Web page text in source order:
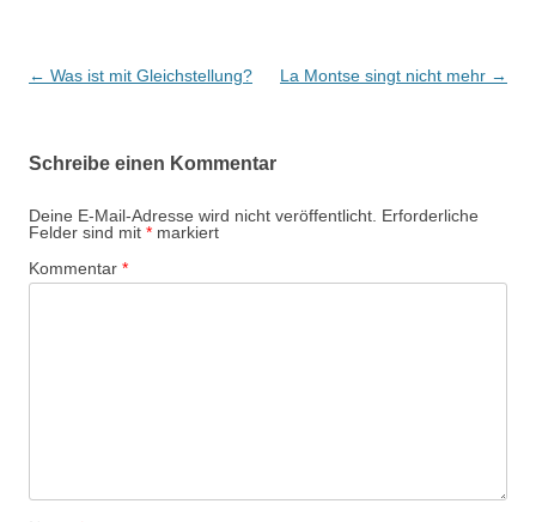
Beitrags-
← Was ist mit Gleichstellung? La Montse singt nicht mehr →
Schreibe einen Kommentar
Deine E-Mail-Adresse wird nicht veröffentlicht. Erforderliche
Felder sind mit * markiert
Kommentar *